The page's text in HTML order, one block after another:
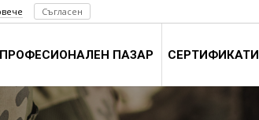
ПРОФЕСИОНАЛЕН ПАЗАР СЕРТИФИКАТИ
Съгласен